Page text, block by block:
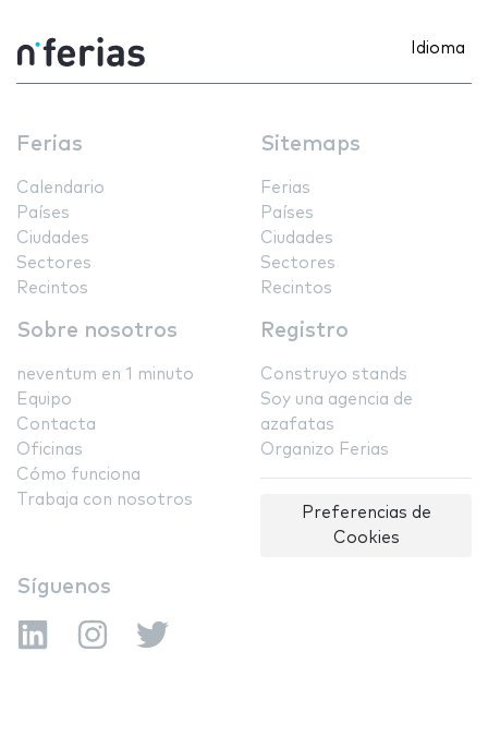
Idioma
Ferias
Calendario
Países
Ciudades
Sectores
Recintos
Sitemaps
Ferias
Países
Ciudades
Sectores
Recintos
Sobre nosotros
neventum en 1 minuto
Equipo
Contacta
Oficinas
Cómo funciona
Trabaja con nosotros
Registro
Construyo stands
Soy una agencia de
azafatas
Organizo Ferias
Preferencias de
Cookies
Síguenos